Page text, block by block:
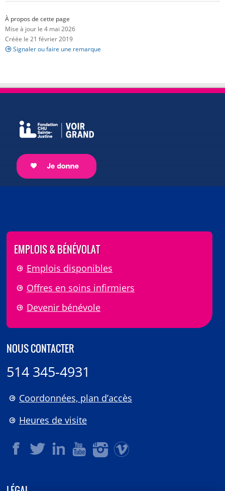
À propos de cette page
Mise à jour le 4 mai 2026
Créée le 21 février 2019
Signaler ou faire une remarque
EMPLOIS & BÉNÉVOLAT
Emplois disponibles
Offres en soins infirmiers
Devenir bénévole
NOUS CONTACTER
514 345-4931
Coordonnées, plan d’accès
Heures de visite